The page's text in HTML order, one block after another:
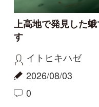
2026/07/12
2
1
未解決